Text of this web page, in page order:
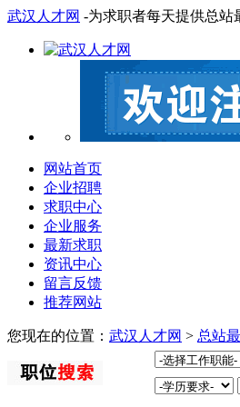
武汉人才网 -为求职者每天提供总站
网站首页
企业招聘
求职中心
企业服务
最新求职
资讯中心
留言反馈
推荐网站
您现在的位置： 武汉人才网 > 总站